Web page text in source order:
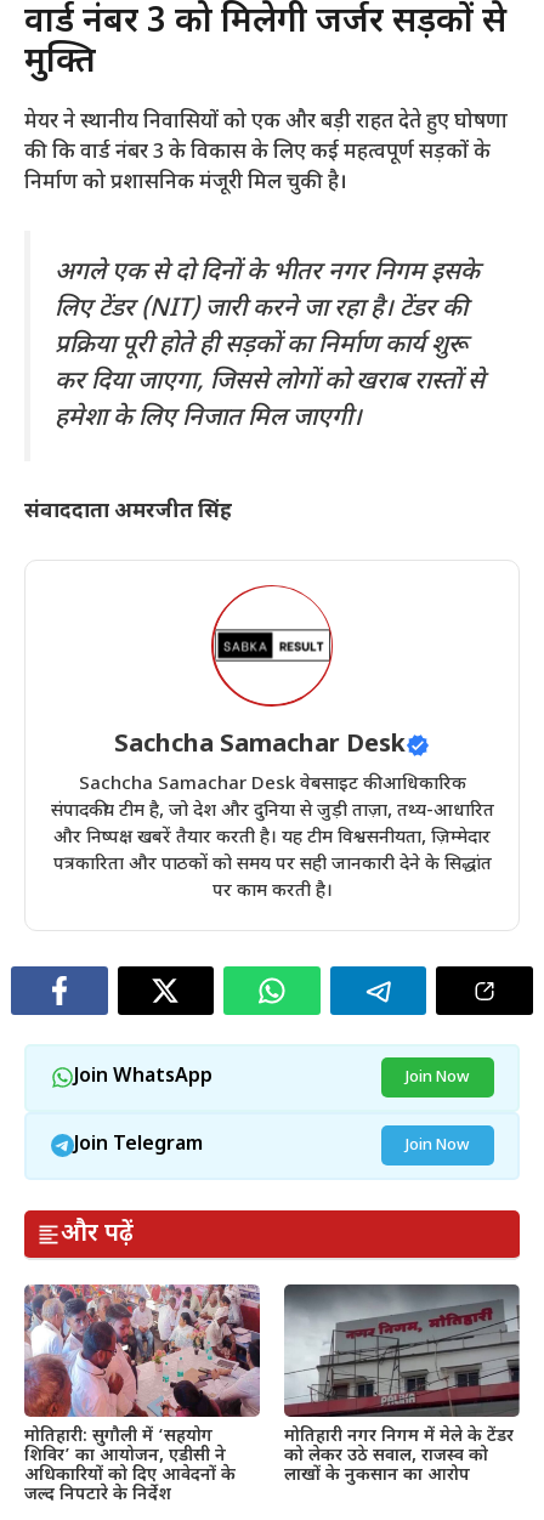
​वार्ड नंबर 3 को मिलेगी जर्जर सड़कों से
मुक्ति
​मेयर ने स्थानीय निवासियों को एक और बड़ी राहत देते हुए घोषणा
की कि वार्ड नंबर 3 के विकास के लिए कई महत्वपूर्ण सड़कों के
निर्माण को प्रशासनिक मंजूरी मिल चुकी है।
​अगले एक से दो दिनों के भीतर नगर निगम इसके
लिए टेंडर (NIT) जारी करने जा रहा है। टेंडर की
प्रक्रिया पूरी होते ही सड़कों का निर्माण कार्य शुरू
कर दिया जाएगा, जिससे लोगों को खराब रास्तों से
हमेशा के लिए निजात मिल जाएगी।
संवाददाता अमरजीत सिंह
Sachcha Samachar Desk
Sachcha Samachar Desk वेबसाइट की आधिकारिक
संपादकीय टीम है, जो देश और दुनिया से जुड़ी ताज़ा, तथ्य-आधारित
और निष्पक्ष खबरें तैयार करती है। यह टीम विश्वसनीयता, ज़िम्मेदार
पत्रकारिता और पाठकों को समय पर सही जानकारी देने के सिद्धांत
पर काम करती है।
Join WhatsApp Join Now
Join Telegram Join Now
और पढ़ें
मोतिहारी: सुगौली में ‘सहयोग
शिविर’ का आयोजन, एडीसी ने
अधिकारियों को दिए आवेदनों के
जल्द निपटारे के निर्देश
मोतिहारी नगर निगम में मेले के टेंडर
को लेकर उठे सवाल, राजस्व को
लाखों के नुकसान का आरोप